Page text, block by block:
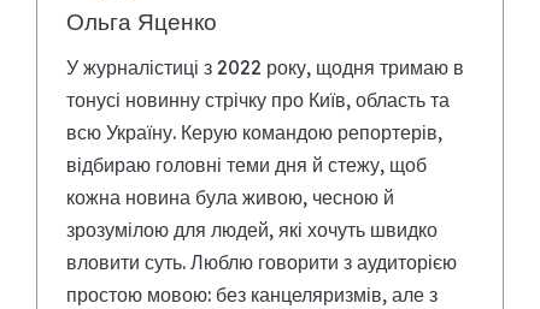
Ольга Яценко
У журналістиці з 2022 року, щодня тримаю в
тонусі новинну стрічку про Київ, область та
всю Україну. Керую командою репортерів,
відбираю головні теми дня й стежу, щоб
кожна новина була живою, чесною й
зрозумілою для людей, які хочуть швидко
вловити суть. Люблю говорити з аудиторією
простою мовою: без канцеляризмів, але з